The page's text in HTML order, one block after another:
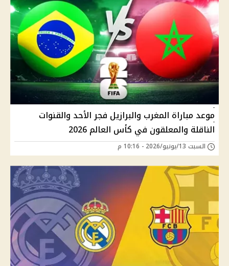
موعد مباراة المغرب والبرازيل فجر الأحد والقنوات
الناقلة والمعلقون في كأس العالم 2026
السبت 13/يونيو/2026 - 10:16 م